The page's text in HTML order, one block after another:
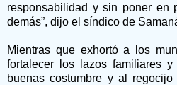
responsabilidad y sin poner en
demás”, dijo el síndico de
Mientras que exhortó a los
fortalecer los lazos familiares
buenas costumbre y al